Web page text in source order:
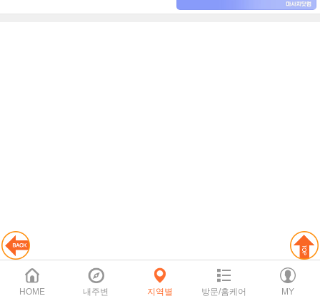
HOME 내주변 지역별 방문/홈케어 MY